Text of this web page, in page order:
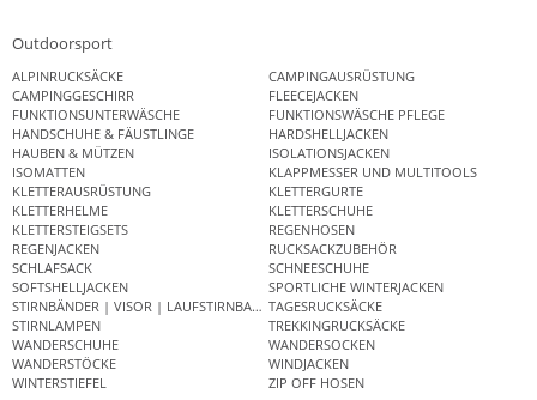
Outdoorsport
ALPINRUCKSÄCKE
CAMPINGAUSRÜSTUNG
CAMPINGGESCHIRR
FLEECEJACKEN
FUNKTIONSUNTERWÄSCHE
FUNKTIONSWÄSCHE PFLEGE
HANDSCHUHE & FÄUSTLINGE
HARDSHELLJACKEN
HAUBEN & MÜTZEN
ISOLATIONSJACKEN
ISOMATTEN
KLAPPMESSER UND MULTITOOLS
KLETTERAUSRÜSTUNG
KLETTERGURTE
KLETTERHELME
KLETTERSCHUHE
KLETTERSTEIGSETS
REGENHOSEN
REGENJACKEN
RUCKSACKZUBEHÖR
SCHLAFSACK
SCHNEESCHUHE
SOFTSHELLJACKEN
SPORTLICHE WINTERJACKEN
STIRNBÄNDER | VISOR | LAUFSTIRNBANDTAGESRUCKSÄCKE
STIRNLAMPEN
TREKKINGRUCKSÄCKE
WANDERSCHUHE
WANDERSOCKEN
WANDERSTÖCKE
WINDJACKEN
WINTERSTIEFEL
ZIP OFF HOSEN